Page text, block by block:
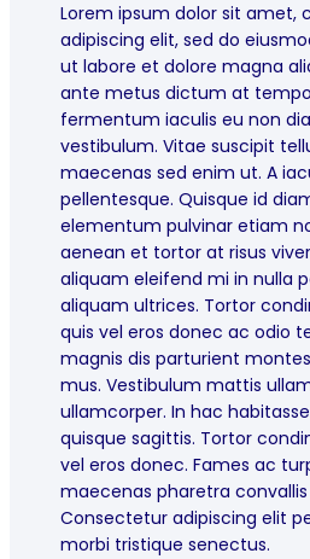
Lorem ipsum dolor sit amet,
adipiscing elit, sed do
ut labore et dolore magna
ante metus dictum at
fermentum iaculis eu non
vestibulum. Vitae suscipit
maecenas sed enim ut. A
pellentesque. Quisque id
elementum pulvinar etiam
aenean et tortor at risus
aliquam eleifend mi in nulla
aliquam ultrices. Tortor
quis vel eros donec ac odio
magnis dis parturient
mus. Vestibulum mattis
ullamcorper. In hac
quisque sagittis. Tortor
vel eros donec. Fames ac
maecenas pharetra
Consectetur adipiscing elit
morbi tristique senectus.